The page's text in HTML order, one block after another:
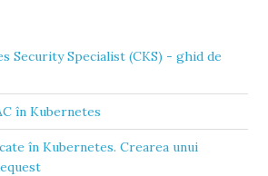
Security Specialist (CKS) - ghid de
în Kubernetes
în Kubernetes. Crearea unui